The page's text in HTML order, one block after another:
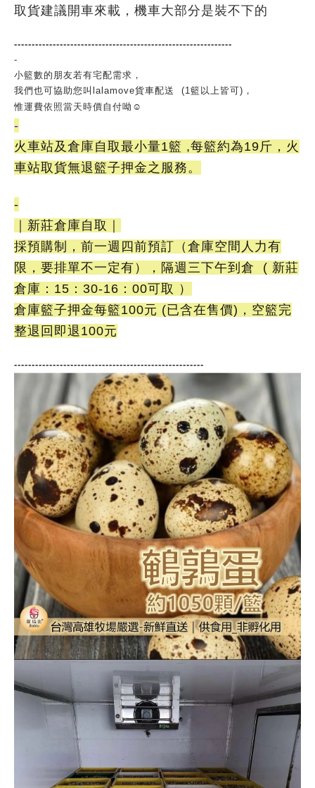
取貨建議開車來載，機車大部分是裝不下的
--------------------------------------------------------------
-
小籃數的朋友若有宅配需求，
我們也可協助您叫lalamove貨車配送 (1籃以上皆可)，
惟運費依照當天時價自付呦☺️
-
火車站及倉庫自取最小量1籃 ,每籃約為19斤，火
車站取貨無退籃子押金之服務。
-
｜新莊倉庫自取｜
採預購制，前一週四前預訂（倉庫空間人力有
限，要排單不一定有），隔週三下午到倉 ( 新莊
倉庫：15：30-16：00可取 ）
倉庫籃子押金每籃100元 (已含在售價)，空籃完
整退回即退100元
------------------------------------------------------